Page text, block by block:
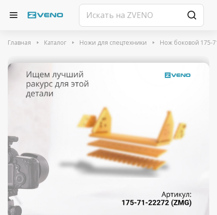
Главная Каталог Ножи для спецтехники Нож боковой 175-